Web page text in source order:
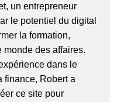
un entrepreneur
le potentiel du digital
la formation,
monde des affaires.
dans le
finance, Robert a
ce site pour